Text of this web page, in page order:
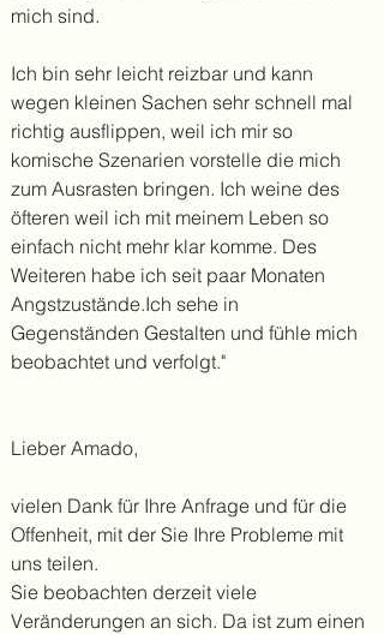
mich sind.
Ich bin sehr leicht reizbar und kann
wegen kleinen Sachen sehr schnell mal
richtig ausflippen, weil ich mir so
komische Szenarien vorstelle die mich
zum Ausrasten bringen. Ich weine des
öfteren weil ich mit meinem Leben so
einfach nicht mehr klar komme. Des
Weiteren habe ich seit paar Monaten
Angstzustände.Ich sehe in
Gegenständen Gestalten und fühle mich
beobachtet und verfolgt."
Lieber Amado,
vielen Dank für Ihre Anfrage und für die
Offenheit, mit der Sie Ihre Probleme mit
uns teilen.
Sie beobachten derzeit viele
Veränderungen an sich. Da ist zum einen